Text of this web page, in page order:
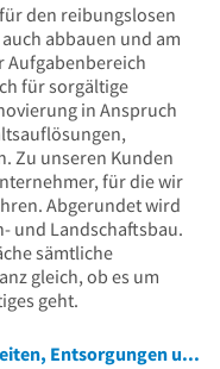
den reibungslosen
abbauen und am
Aufgabenbereich
für sorgältige
in Anspruch
Zu unseren Kunden
für die wir
Abgerundet wird
und Landschaftsbau.
sämtliche
gleich, ob es um
geht.
Dienstleistungen rund um Malerarbeiten, Entsorgungen und mehr